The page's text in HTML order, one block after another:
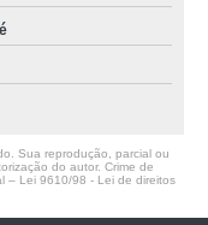
Sua reprodução, parcial ou
do autor. Crime de
– Lei 9610/98 - Lei de direitos